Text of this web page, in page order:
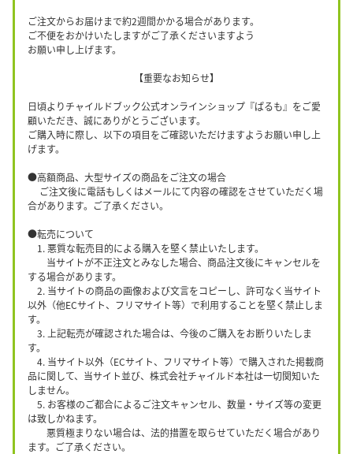
ご注文からお届けまで約2週間かかる場合があります。
ご不便をおかけいたしますがご了承くださいますよう
お願い申し上げます。
【重要なお知らせ】
日頃よりチャイルドブック公式オンラインショップ『ぱるも』をご愛
顧いただき、誠にありがとうございます。
ご購入時に際し、以下の項目をご確認いただけますようお願い申し上
げます。
●高額商品、大型サイズの商品をご注文の場合
ご注文後に電話もしくはメールにて内容の確認をさせていただく場
合があります。ご了承ください。
●転売について
1. 悪質な転売目的による購入を堅く禁止いたします。
当サイトが不正注文とみなした場合、商品注文後にキャンセルを
する場合があります。
2. 当サイトの商品の画像および文言をコピーし、許可なく当サイト
以外（他ECサイト、フリマサイト等）で利用することを堅く禁止しま
す。
3. 上記転売が確認された場合は、今後のご購入をお断りいたしま
す。
4. 当サイト以外（ECサイト、フリマサイト等）で購入された掲載商
品に関して、当サイト並び、株式会社チャイルド本社は一切関知いた
しません。
5. お客様のご都合によるご注文キャンセル、数量・サイズ等の変更
は致しかねます。
悪質極まりない場合は、法的措置を取らせていただく場合があり
ます。ご了承ください。